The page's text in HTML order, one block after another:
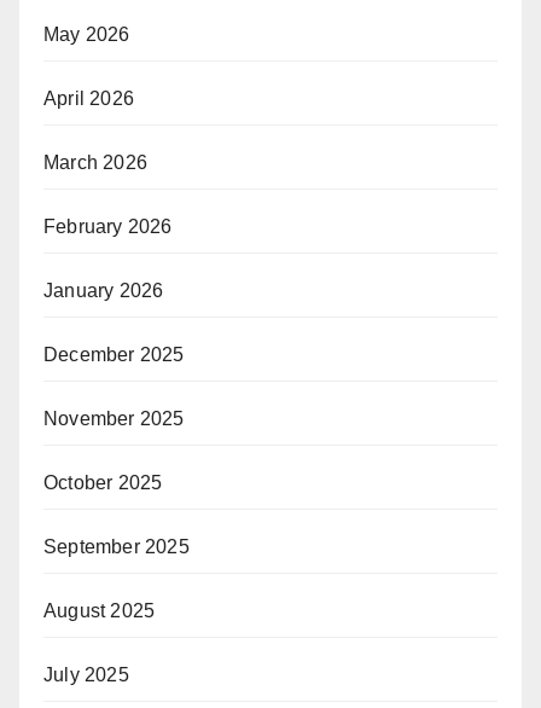
May 2026
April 2026
March 2026
February 2026
January 2026
December 2025
November 2025
October 2025
September 2025
August 2025
July 2025